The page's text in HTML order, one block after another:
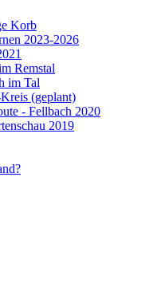
Korb
2023-2026
Remstal
im Tal
(geplant)
- Fellbach 2020
2019